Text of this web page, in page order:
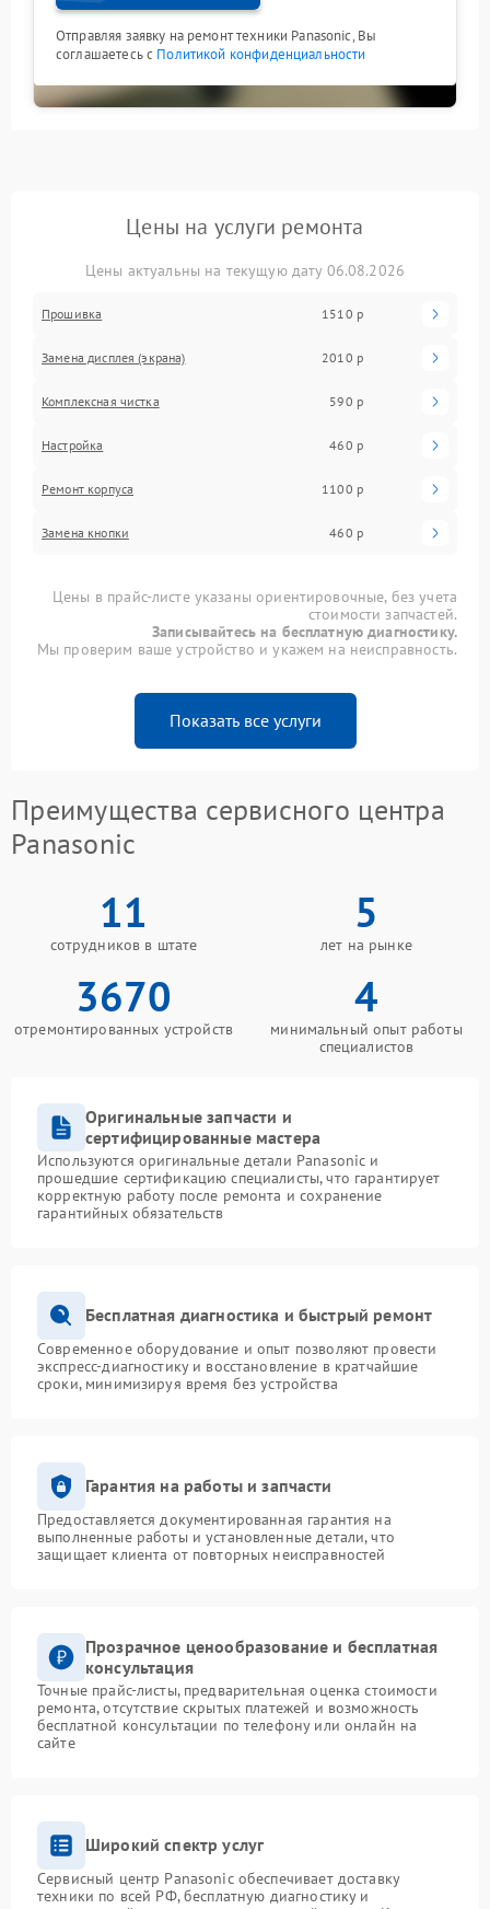
Отправляя заявку на ремонт техники Panasonic, Вы
соглашаетесь с Политикой конфиденциальности
Цены на услуги ремонта
Цены актуальны на текущую дату 06.08.2026
Прошивка 1510 р
Замена дисплея (экрана) 2010 р
Комплексная чистка 590 р
Настройка 460 р
Ремонт корпуса 1100 р
Замена кнопки 460 р
Цены в прайс-листе указаны ориентировочные, без учета
стоимости запчастей.
Записывайтесь на бесплатную диагностику.
Мы проверим ваше устройство и укажем на неисправность.
Показать все услуги
Преимущества сервисного центра
Panasonic
11
сотрудников в штате
5
лет на рынке
3670
отремонтированных устройств
4
минимальный опыт работы
специалистов
Оригинальные запчасти и
сертифицированные мастера
Используются оригинальные детали Panasonic и
прошедшие сертификацию специалисты, что гарантирует
корректную работу после ремонта и сохранение
гарантийных обязательств
Бесплатная диагностика и быстрый ремонт
Современное оборудование и опыт позволяют провести
экспресс-диагностику и восстановление в кратчайшие
сроки, минимизируя время без устройства
Гарантия на работы и запчасти
Предоставляется документированная гарантия на
выполненные работы и установленные детали, что
защищает клиента от повторных неисправностей
Прозрачное ценообразование и бесплатная
консультация
Точные прайс-листы, предварительная оценка стоимости
ремонта, отсутствие скрытых платежей и возможность
бесплатной консультации по телефону или онлайн на
сайте
Широкий спектр услуг
Сервисный центр Panasonic обеспечивает доставку
техники по всей РФ, бесплатную диагностику и